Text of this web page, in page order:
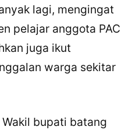
lagi, mengingat
pelajar anggota PAC
juga ikut
warga sekitar
bupati batang